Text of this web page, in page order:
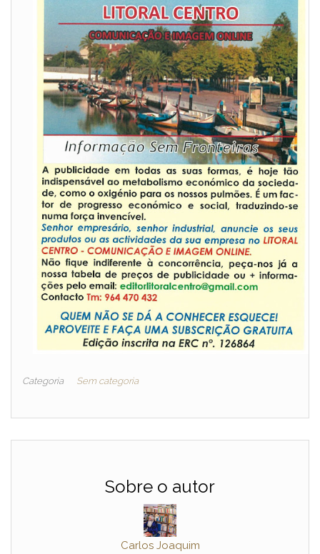
Categoria Sem categoria
Sobre o autor
Carlos Joaquim